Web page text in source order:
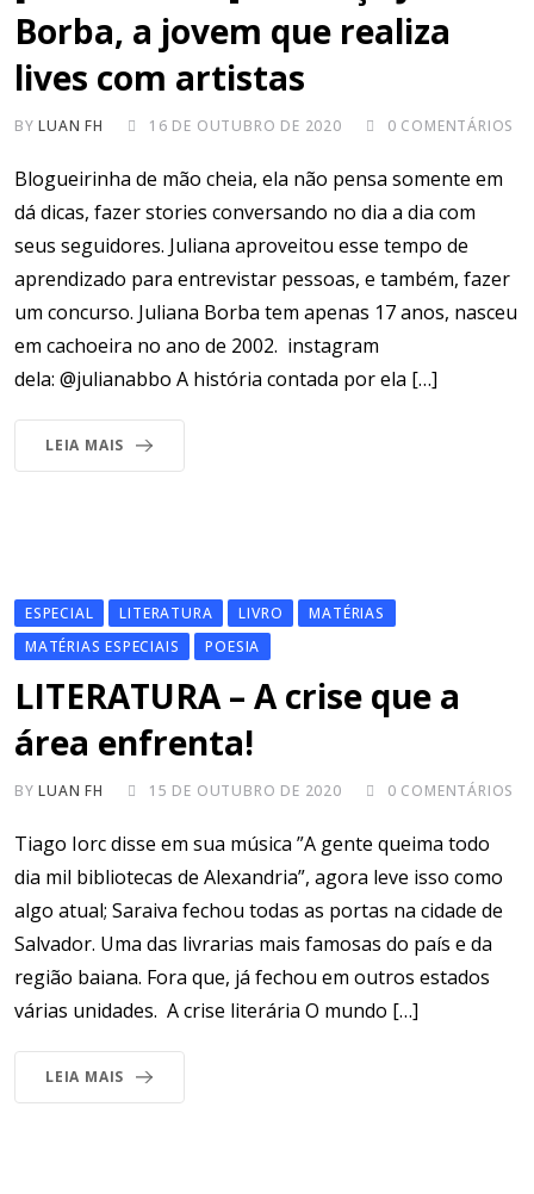
Borba, a jovem que realiza
lives com artistas
BYLUAN FH 16 DE OUTUBRO DE 2020 0 COMENTÁRIOS
Blogueirinha de mão cheia, ela não pensa somente em
dá dicas, fazer stories conversando no dia a dia com
seus seguidores. Juliana aproveitou esse tempo de
aprendizado para entrevistar pessoas, e também, fazer
um concurso. Juliana Borba tem apenas 17 anos, nasceu
em cachoeira no ano de 2002. instagram
dela: @julianabbo A história contada por ela […]
LEIA MAIS
ESPECIAL LITERATURA LIVRO
MATÉRIAS
MATÉRIAS ESPECIAIS
POESIA
LITERATURA – A crise que a
área enfrenta!
BYLUAN FH 15 DE OUTUBRO DE 2020 0 COMENTÁRIOS
Tiago Iorc disse em sua música ”A gente queima todo
dia mil bibliotecas de Alexandria”, agora leve isso como
algo atual; Saraiva fechou todas as portas na cidade de
Salvador. Uma das livrarias mais famosas do país e da
região baiana. Fora que, já fechou em outros estados
várias unidades. A crise literária O mundo […]
LEIA MAIS